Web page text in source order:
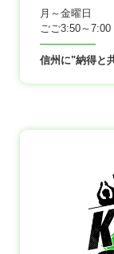
月～金曜日
ごご3:50～7:00
信州に"納得と